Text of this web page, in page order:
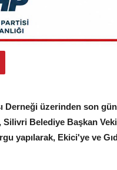
Derneği üzerinden son
Silivri Belediye Başkan
yapılarak, Ekici'ye ve